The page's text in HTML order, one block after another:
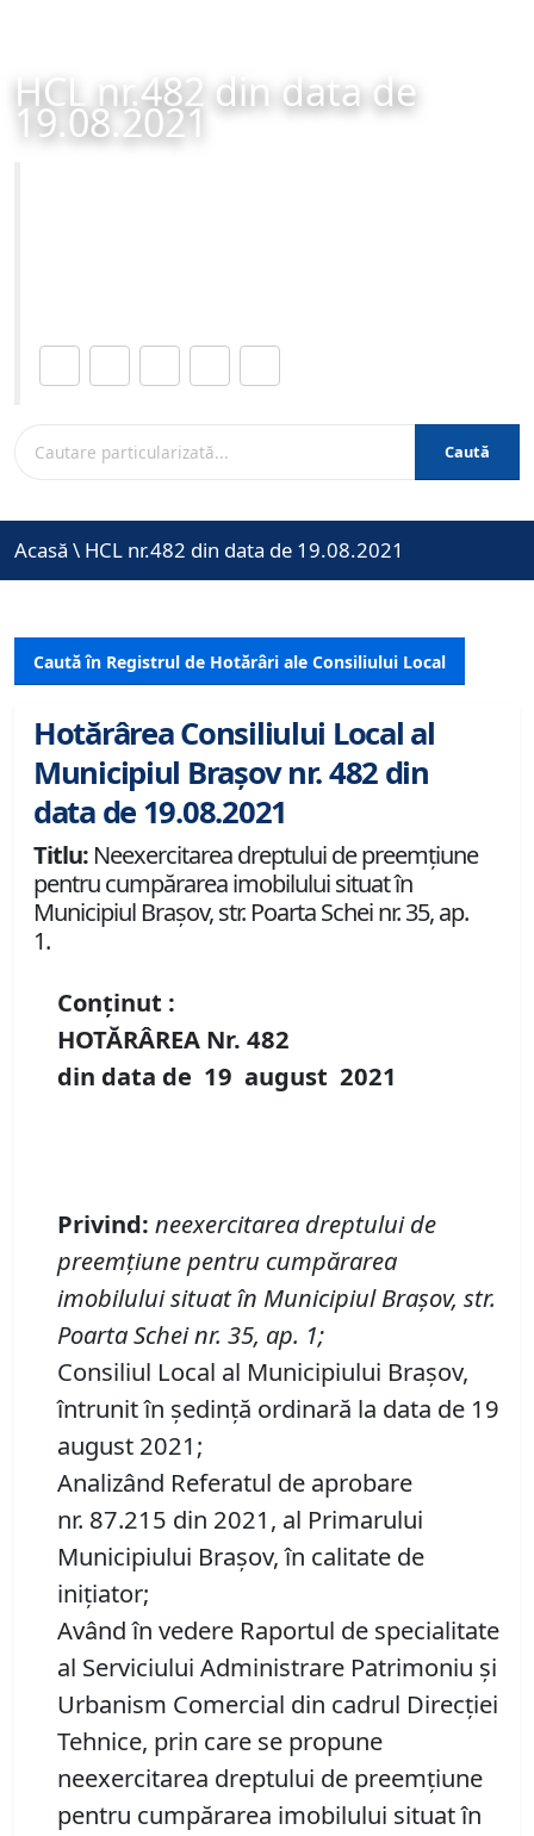
HCL nr.482 din data de
19.08.2021
Caută
Acasă \ HCL nr.482 din data de 19.08.2021
Caută în Registrul de Hotărâri ale Consiliului Local
Hotărârea Consiliului Local al
Municipiul Brașov nr. 482 din
data de 19.08.2021
Titlu: Neexercitarea dreptului de preemţiune
pentru cumpărarea imobilului situat în
Municipiul Braşov, str. Poarta Schei nr. 35, ap.
1.
Conținut :
HOTĂRÂREA Nr. 482
din data de 19 august 2021
Privind: neexercitarea dreptului de
preemţiunepentru cumpărarea
imobiluluisituat în MunicipiulBraşov, str.
Poarta Schei nr. 35, ap. 1;
Consiliul Local al Municipiului Brașov,
întrunit în ședință ordinară la data de 19
august 2021;
Analizând Referatul de aprobare
nr. 87.215 din 2021, al Primarului
Municipiului Braşov, în calitate de
inițiator;
Având în vedere Raportul de specialitate
al Serviciului Administrare Patrimoniu şi
Urbanism Comercial din cadrul Direcţiei
Tehnice, prin care se propune
neexercitarea dreptului de preemţiune
pentru cumpărarea imobilului situat în